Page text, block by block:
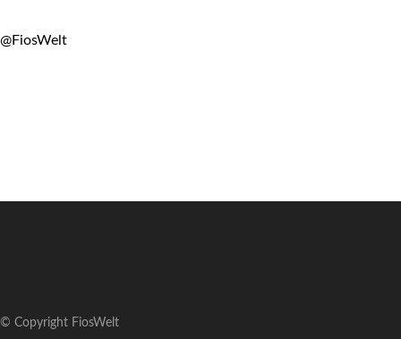
@FiosWelt
© Copyright FiosWelt